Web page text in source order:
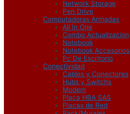
Network Storage
Pen Drive
Computadoras Armadas
All In One
Combo Actualizacion
Notebook
Notebook Accesorios
Pc De Escritorio
Conectividad
Cables y Conectores
Hubs y Switchs
Modem
Placa HBA SAS
Placas de Red